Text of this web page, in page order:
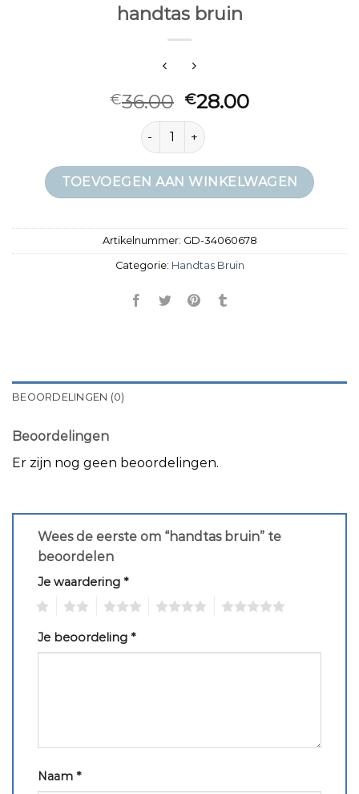
handtas bruin
€36.00 €28.00
handtas bruin aantal
TOEVOEGEN AAN WINKELWAGEN
Artikelnummer: GD-34060678
Categorie: Handtas Bruin
BEOORDELINGEN (0)
Beoordelingen
Er zijn nog geen beoordelingen.
Wees de eerste om “handtas bruin” te
beoordelen
Je waardering *
Je beoordeling *
Naam *